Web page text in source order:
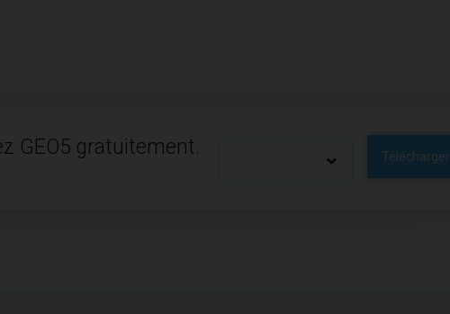
GEO5 gratuitement. Télécharger